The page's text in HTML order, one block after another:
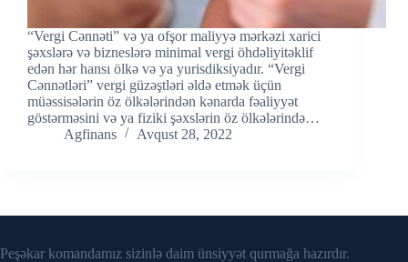
“Vergi Cənnəti” və ya ofşor maliyyə mərkəzi xarici
şəxslərə və bizneslərə minimal vergi öhdəliyitəklif
edən hər hansı ölkə və ya yurisdiksiyadır. “Vergi
Cənnətləri” vergi güzəştləri əldə etmək üçün
müəssisələrin öz ölkələrindən kənarda fəaliyyət
göstərməsini və ya fiziki şəxslərin öz ölkələrində…
Agfinans
Avqust 28, 2022
Peşəkar komandamız sizinlə daim ünsiyyət qurmağa hazırdır.